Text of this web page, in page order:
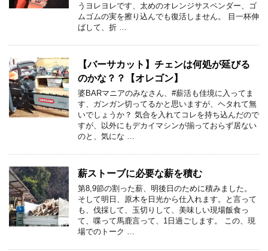
うヨレヨレです、太めのオレンジサスペンダー、ゴ
ムゴムの実を擦り込んでも復活しません。 目一杯伸
ばして、折 …
【バーサカット】チェンは何処が延びる
のかな？？【オレゴン】
婆BARマニアのみなさん、#薪活も佳境に入ってま
す、ガンガン切ってるかと思いますが、ヘタれて無
いでしょうか？ 気合を入れてコレを持ち込んだので
すが、以外にもデカイマシンが揃っておらず居ない
のと、気にな …
薪ストーブに必要な薪を積む
第8,9節の割った薪、明後日のために積みました。
そして明日、原木を日光から仕入れます。と言って
も、伐採して、玉切りして、美味しい現場飯食っ
て、喋って馬鹿言って、1日過ごします。 この、現
場でのトーク …